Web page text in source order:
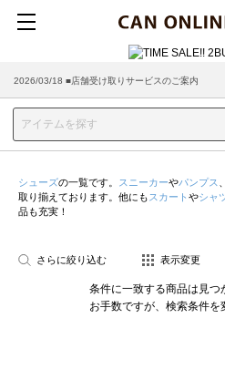
2026/03/18 ■店舗受け取りサービスのご案内
シューズの一覧です。 スニーカーやパンプス
取り揃えております。他にも スカート やシャ
品も充実！
さらに絞り込む 表示変更
条件に一致する商品は見つ
お手数ですが、検索条件を